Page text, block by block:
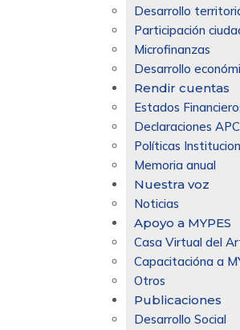
Desarrollo
Participación
Microfinanzas
Desarrollo
Rendir cuentas
Estados
Declaraciones
Políticas
Memoria anual
Nuestra voz
Noticias
Apoyo a MYPES
Casa Virtual del
Capacitacióna a
Otros
Publicaciones
Desarrollo Social